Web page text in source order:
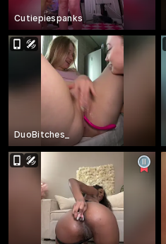
Cutiepiespanks
DuoBitches_